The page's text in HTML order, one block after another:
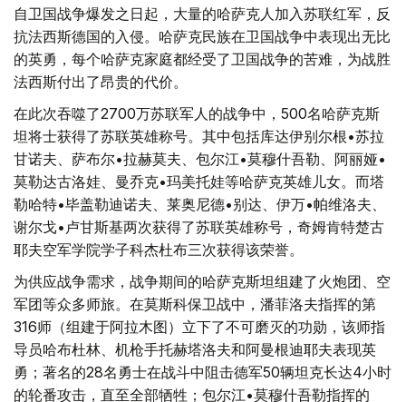
自卫国战争爆发之日起，大量的哈萨克人加入苏联红军，反
抗法西斯德国的入侵。哈萨克民族在卫国战争中表现出无比
的英勇，每个哈萨克家庭都经受了卫国战争的苦难，为战胜
法西斯付出了昂贵的代价。
在此次吞噬了2700万苏联军人的战争中，500名哈萨克斯
坦将士获得了苏联英雄称号。其中包括库达伊别尔根•苏拉
甘诺夫、萨布尔•拉赫莫夫、包尔江•莫穆什吾勒、阿丽娅•
莫勒达古洛娃、曼乔克•玛美托娃等哈萨克英雄儿女。而塔
勒哈特•毕盖勒迪诺夫、莱奥尼德•别达、伊万•帕维洛夫、
谢尔戈•卢甘斯基两次获得了苏联英雄称号，奇姆肯特楚古
耶夫空军学院学子科杰杜布三次获得该荣誉。
为供应战争需求，战争期间的哈萨克斯坦组建了火炮团、空
军团等众多师旅。在莫斯科保卫战中，潘菲洛夫指挥的第
316师（组建于阿拉木图）立下了不可磨灭的功勋，该师指
导员哈布杜林、机枪手托赫塔洛夫和阿曼根迪耶夫表现英
勇；著名的28名勇士在战斗中阻击德军50辆坦克长达4小时
的轮番攻击，直至全部牺牲；包尔江•莫穆什吾勒指挥的